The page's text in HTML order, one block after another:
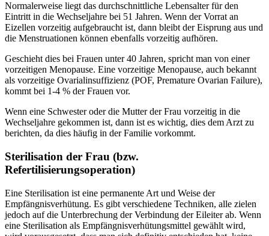
Normalerweise liegt das durchschnittliche Lebensalter für den
Eintritt in die Wechseljahre bei 51 Jahren. Wenn der Vorrat an
Eizellen vorzeitig aufgebraucht ist, dann bleibt der Eisprung aus und
die Menstruationen können ebenfalls vorzeitig aufhören.
Geschieht dies bei Frauen unter 40 Jahren, spricht man von einer
vorzeitigen Menopause. Eine vorzeitige Menopause, auch bekannt
als vorzeitige Ovarialinsuffizienz (POF, Premature Ovarian Failure),
kommt bei 1-4 % der Frauen vor.
Wenn eine Schwester oder die Mutter der Frau vorzeitig in die
Wechseljahre gekommen ist, dann ist es wichtig, dies dem Arzt zu
berichten, da dies häufig in der Familie vorkommt.
Sterilisation der Frau (bzw.
Refertilisierungsoperation)
Eine Sterilisation ist eine permanente Art und Weise der
Empfängnisverhütung. Es gibt verschiedene Techniken, alle zielen
jedoch auf die Unterbrechung der Verbindung der Eileiter ab. Wenn
eine Sterilisation als Empfängnisverhütungsmittel gewählt wird,